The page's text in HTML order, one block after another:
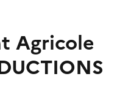
Agricole